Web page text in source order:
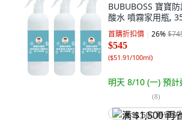
BUBUBOSS 寶寶
酸水 噴霧家用瓶,
首購折扣價 26%
$545
($51.91/100ml)
明天 8/10 (一) 預計
(8)
满 $1,500 再省